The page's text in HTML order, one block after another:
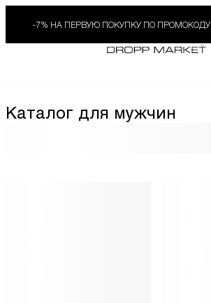
-7% НА ПЕРВУЮ ПОКУПКУ ПО ПРОМОКОДУ
Каталог для мужчин